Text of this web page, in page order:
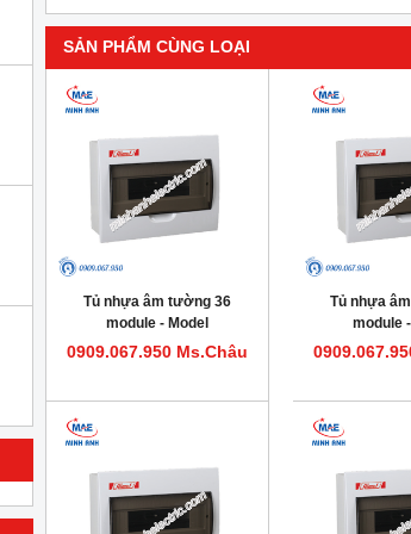
SẢN PHẨM CÙNG LOẠI
Tủ nhựa âm tường 36
module - Model
HDPZ50PR36IP30F
0909.067.950 Ms.Châu
Tủ nhựa
module